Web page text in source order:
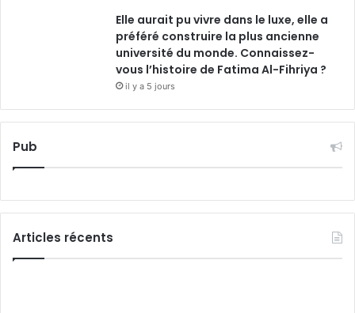
Elle aurait pu vivre dans le luxe, elle a
préféré construire la plus ancienne
université du monde. Connaissez-
vous l’histoire de Fatima Al-Fihriya ?
il y a 5 jours
Pub
Articles récents